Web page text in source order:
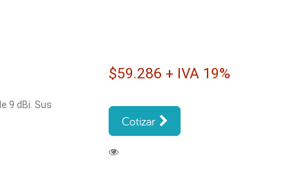
9 dBi. Sus
$59.286 + IVA 19%
Cotizar